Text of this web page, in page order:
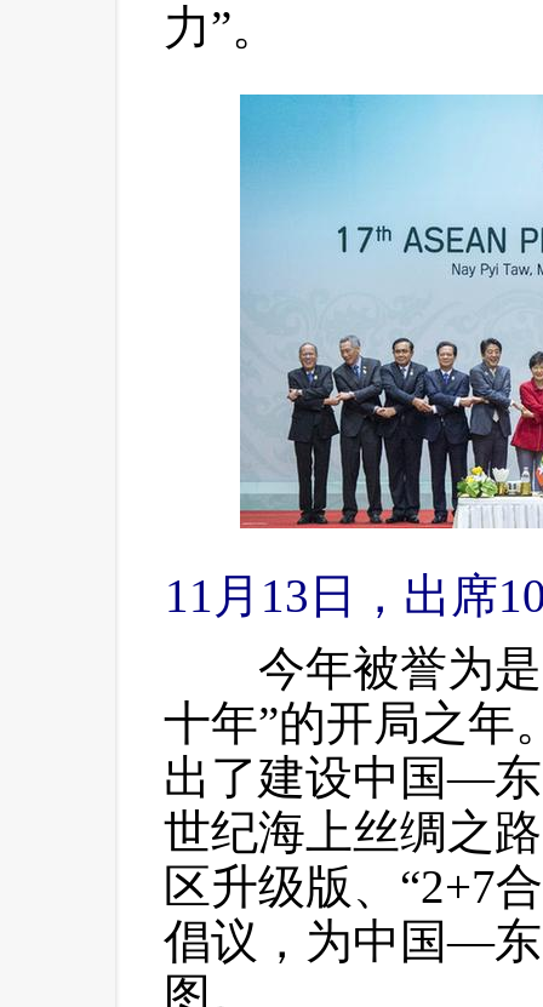
力”。
11月13日，出席
今年被誉为是
十年”的开局之年
出了建设中国—
世纪海上丝绸之
区升级版、“2+7
倡议，为中国—
图。